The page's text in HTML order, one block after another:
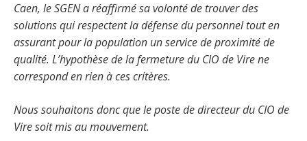
Caen, le SGEN a réaffirmé sa volonté de trouver des
solutions qui respectent la défense du personnel tout en
assurant pour la population un service de proximité de
qualité. L’hypothèse de la fermeture du CIO de Vire ne
correspond en rien à ces critères.
Nous souhaitons donc que le poste de directeur du CIO de
Vire soit mis au mouvement.